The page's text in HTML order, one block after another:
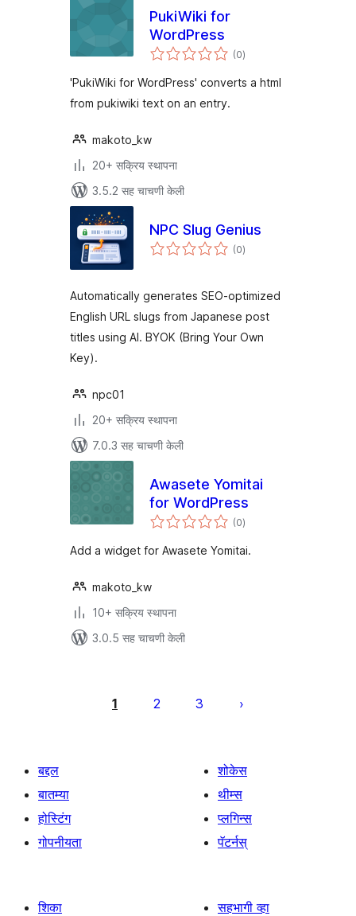
PukiWiki for
WordPress
(0एकूण
मूल्यांकन
)
'PukiWiki for WordPress' converts a html
from pukiwiki text on an entry.
makoto_kw
20+ सक्रिय स्थापना
3.5.2 सह चाचणी केली
NPC Slug Genius
(0एकूण
मूल्यांकन
)
Automatically generates SEO-optimized
English URL slugs from Japanese post
titles using AI. BYOK (Bring Your Own
Key).
npc01
20+ सक्रिय स्थापना
7.0.3 सह चाचणी केली
Awasete Yomitai
for WordPress
(0एकूण
मूल्यांकन
)
Add a widget for Awasete Yomitai.
makoto_kw
10+ सक्रिय स्थापना
3.0.5 सह चाचणी केली
पृष्ठांकन
1 2 3
बद्दल
बातम्या
होस्टिंग
गोपनीयता
शोकेस
थीम्स
प्लगिन्स
पॅटर्नस्
शिका
सहभागी व्हा